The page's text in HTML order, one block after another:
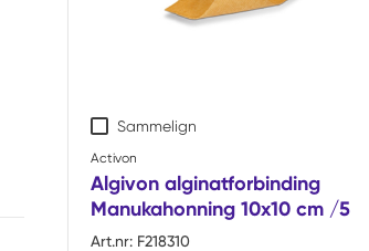
Sammelign
Activon
Algivon alginatforbinding
Manukahonning 10x10 cm /5
Art.nr: F218310